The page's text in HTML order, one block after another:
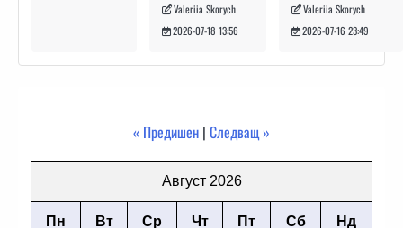
Valeriia Skorych
2026-07-18 13:56
Valeriia Skorych
2026-07-16 23:49
« Предишен | Следващ »
Август 2026
Пн Вт Ср Чт Пт Сб Нд